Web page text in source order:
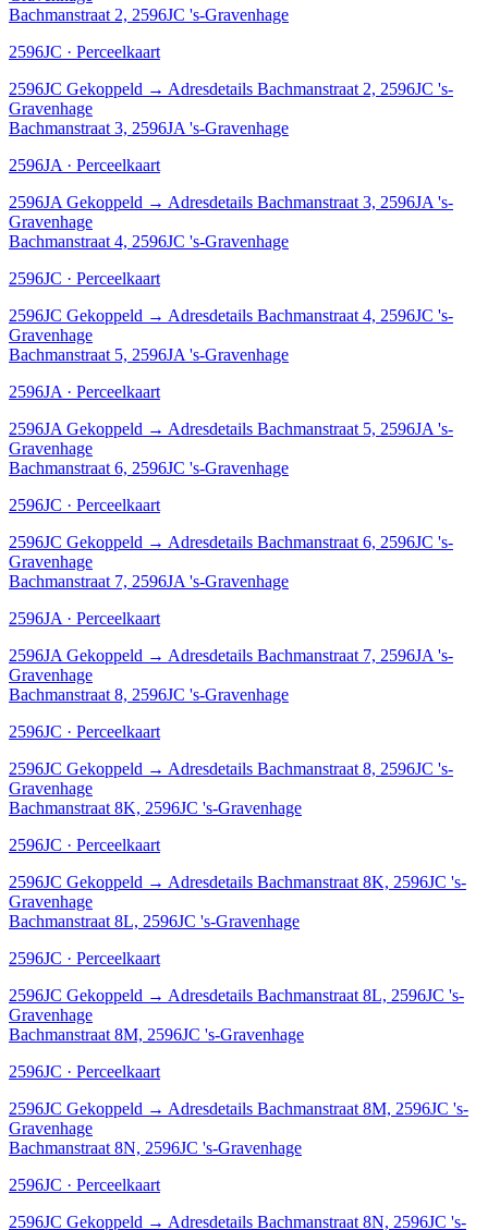
Bachmanstraat 2, 2596JC 's-Gravenhage
2596JC · Perceelkaart
2596JC Gekoppeld → Adresdetails Bachmanstraat 2, 2596JC 's-
Gravenhage
Bachmanstraat 3, 2596JA 's-Gravenhage
2596JA · Perceelkaart
2596JA Gekoppeld → Adresdetails Bachmanstraat 3, 2596JA 's-
Gravenhage
Bachmanstraat 4, 2596JC 's-Gravenhage
2596JC · Perceelkaart
2596JC Gekoppeld → Adresdetails Bachmanstraat 4, 2596JC 's-
Gravenhage
Bachmanstraat 5, 2596JA 's-Gravenhage
2596JA · Perceelkaart
2596JA Gekoppeld → Adresdetails Bachmanstraat 5, 2596JA 's-
Gravenhage
Bachmanstraat 6, 2596JC 's-Gravenhage
2596JC · Perceelkaart
2596JC Gekoppeld → Adresdetails Bachmanstraat 6, 2596JC 's-
Gravenhage
Bachmanstraat 7, 2596JA 's-Gravenhage
2596JA · Perceelkaart
2596JA Gekoppeld → Adresdetails Bachmanstraat 7, 2596JA 's-
Gravenhage
Bachmanstraat 8, 2596JC 's-Gravenhage
2596JC · Perceelkaart
2596JC Gekoppeld → Adresdetails Bachmanstraat 8, 2596JC 's-
Gravenhage
Bachmanstraat 8K, 2596JC 's-Gravenhage
2596JC · Perceelkaart
2596JC Gekoppeld → Adresdetails Bachmanstraat 8K, 2596JC 's-
Gravenhage
Bachmanstraat 8L, 2596JC 's-Gravenhage
2596JC · Perceelkaart
2596JC Gekoppeld → Adresdetails Bachmanstraat 8L, 2596JC 's-
Gravenhage
Bachmanstraat 8M, 2596JC 's-Gravenhage
2596JC · Perceelkaart
2596JC Gekoppeld → Adresdetails Bachmanstraat 8M, 2596JC 's-
Gravenhage
Bachmanstraat 8N, 2596JC 's-Gravenhage
2596JC · Perceelkaart
2596JC Gekoppeld → Adresdetails Bachmanstraat 8N, 2596JC 's-